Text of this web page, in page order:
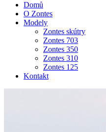
Domů
O Zontes
Modely
Zontes skútry
Zontes 703
Zontes 350
Zontes 310
Zontes 125
Kontakt